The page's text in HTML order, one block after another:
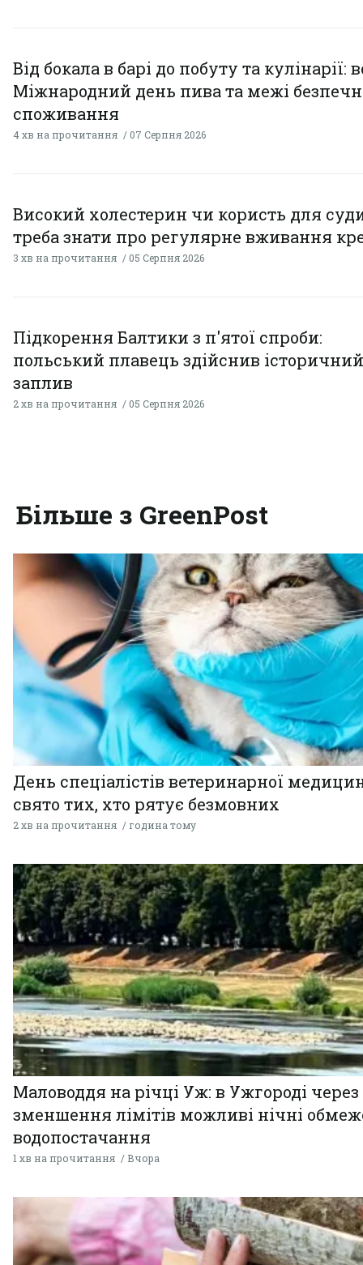
Від бокала в барі до побуту та кулінарії:
Міжнародний день пива та межі
споживання
4 хв на прочитання 07 Серпня 2026
Високий холестерин чи користь для
треба знати про регулярне вживання
3 хв на прочитання 05 Серпня 2026
Підкорення Балтики з п'ятої спроби:
польський плавець здійснив історичний
заплив
2 хв на прочитання 05 Серпня 2026
Більше з GreenPost
День спеціалістів ветеринарної
свято тих, хто рятує безмовних
2 хв на прочитання година тому
Маловоддя на річці Уж: в Ужгороді через
зменшення лімітів можливі нічні
водопостачання
1 хв на прочитання Вчора